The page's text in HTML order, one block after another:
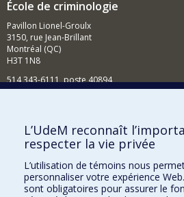
École de criminologie
Pavillon Lionel-Groulx
3150, rue Jean-Brillant
Montréal (QC)
H3T 1N8
514 343-6111, poste 40894
Comment soutenir l'École?
BESOIN D'AIDE?
Plan du site
Signaler une erreur
L’UdeM reconnaît
respecter la vie privée
L’utilisation de témoins nous
personnaliser votre expérience
sont obligatoires pour assurer le